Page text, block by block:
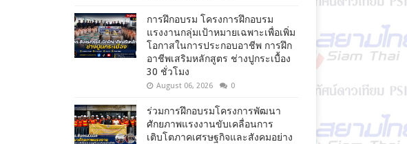
การฝึกอบรม โครงการฝึกอบรม
แรงงานกลุ่มเป้าหมายเฉพาะเพื่อเพิ่ม
โอกาสในการประกอบอาชีพ การฝึก
อาชีพเสริมหลักสูตร ช่างปูกระเบื้อง
30 ชั่วโมง
August 06, 2026 0
ร่วมการฝึกอบรมโครงการพัฒนา
ศักยภาพแรงงานขับเคลื่อนการ
เติบโตภาคเศรษฐกิจและสังคมอย่าง